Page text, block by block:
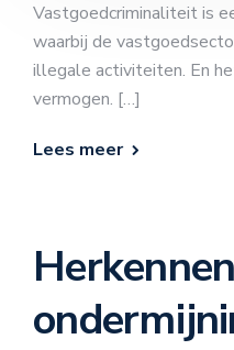
Vastgoedcriminaliteit is
waarbij de
illegale activiteiten. En
vermogen. […]
Lees meer